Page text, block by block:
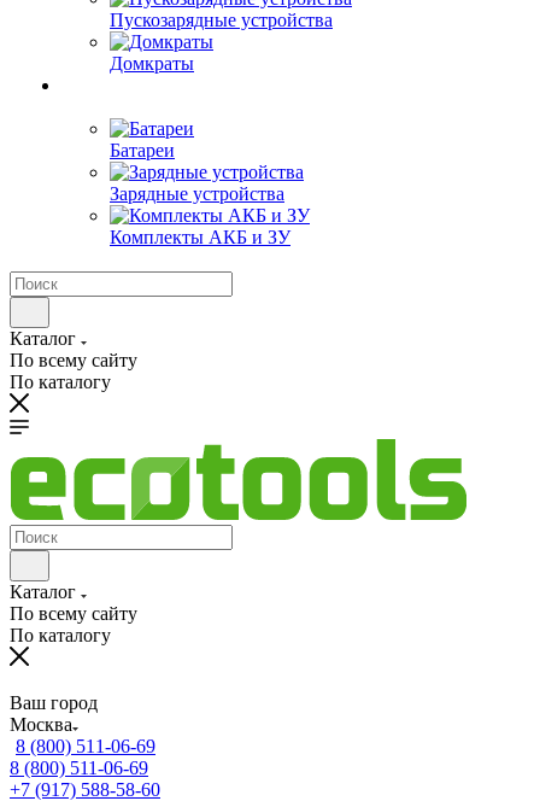
Пускозарядные устройства
Домкраты
Батареи
Зарядные устройства
Комплекты АКБ и ЗУ
Каталог
По всему сайту
По каталогу
Каталог
По всему сайту
По каталогу
Ваш город
Москва
8 (800) 511-06-69
8 (800) 511-06-69
+7 (917) 588-58-60